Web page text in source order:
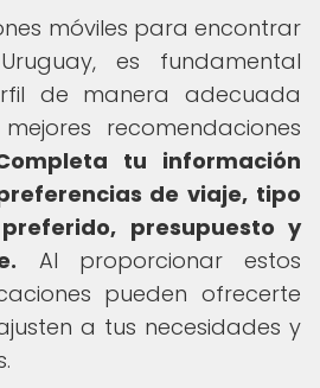
móviles para encontrar
es fundamental
de manera adecuada
recomendaciones
tu información
de viaje, tipo
presupuesto y
Al proporcionar estos
pueden ofrecerte
a tus necesidades y